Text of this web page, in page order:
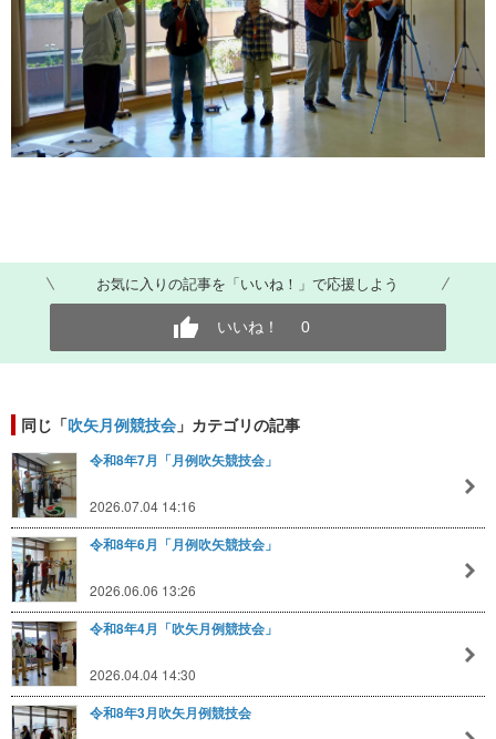
お気に入りの記事を「いいね！」で応援しよう
いいね！ 0
同じ「吹矢月例競技会 」カテゴリの記事
令和8年7月「月例吹矢競技会」
2026.07.04 14:16
令和8年6月「月例吹矢競技会」
2026.06.06 13:26
令和8年4月「吹矢月例競技会」
2026.04.04 14:30
令和8年3月吹矢月例競技会